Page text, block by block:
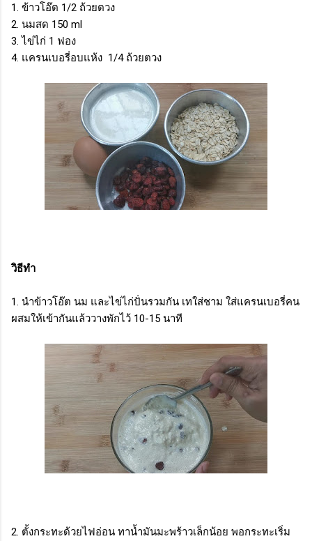
1. ข้าวโอ๊ต 1/2 ถ้วยตวง
2. นมสด 150 ml
3. ไข่ไก่ 1 ฟอง
4. แครนเบอรี่อบแห้ง 1/4 ถ้วยตวง
วิธีทำ
1. นำข้าวโอ๊ต นม และไข่ไก่ปั่นรวมกัน เทใส่ชาม ใส่แครนเบอรี่คน
ผสมให้เข้ากันแล้ววางพักไว้ 10-15 นาที
2. ตั้งกระทะด้วยไฟอ่อน ทาน้ำมันมะพร้าวเล็กน้อย พอกระทะเริ่ม